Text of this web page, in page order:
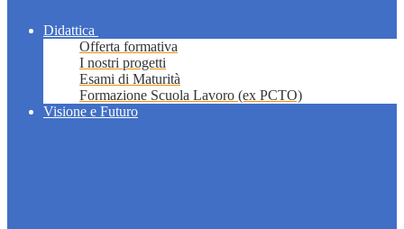
Didattica
Offerta formativa
I nostri progetti
Esami di Maturità
Formazione Scuola Lavoro (ex PCTO)
Visione e Futuro